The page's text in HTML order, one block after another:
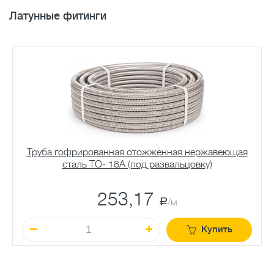
Латунные фитинги
Труба гофрированная отожженная нержавеющая
сталь TO- 18A (под развальцовку)
253,17 a/м
Купить